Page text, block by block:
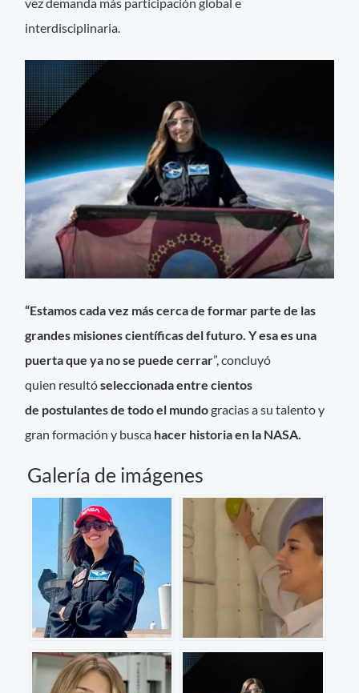
vez demanda más participación global e
interdisciplinaria.
“Estamos cada vez más cerca de formar parte de las
grandes misiones científicas del futuro. Y esa es una
puerta que ya no se puede cerrar”, concluyó
quien resultóseleccionada entre cientos
de postulantes de todo el mundogracias a su talento y
gran formación y busca hacer historia en la NASA.
Galería de imágenes